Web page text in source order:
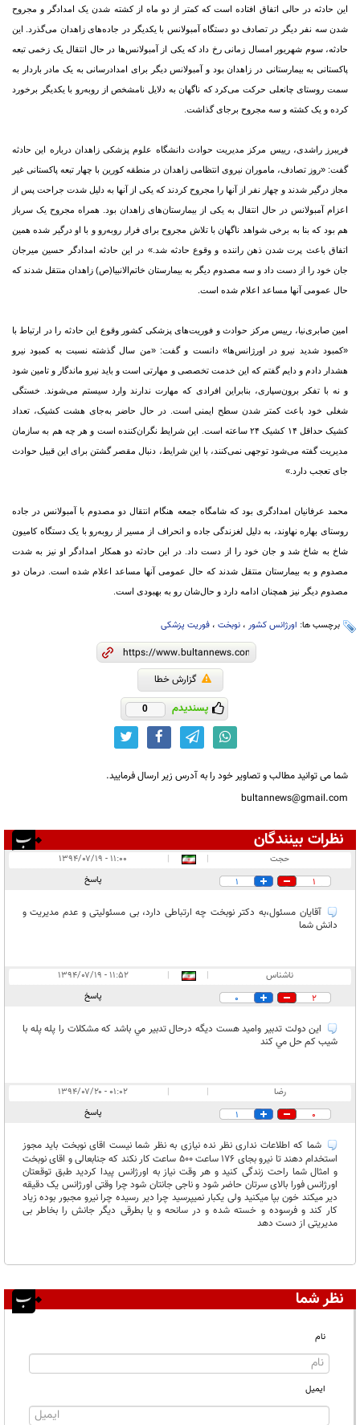
این حادثه در حالی اتفاق افتاده است که کمتر از دو ماه از کشته شدن یک امدادگر و مجروح
شدن سه نفر دیگر در تصادف دو دستگاه آمبولانس با یکدیگر در جاده‌های زاهدان می‌گذرد. این
حادثه، سوم شهریور امسال زمانی رخ داد که یکی از آمبولانس‌ها در حال انتقال یک زخمی تبعه
پاکستانی به بیمارستانی در زاهدان بود و آمبولانس دیگر برای امدادرسانی به یک مادر باردار به
سمت روستای چانعلی حرکت می‌کرد که ناگهان به دلایل نامشخص از روبه‌رو با یکدیگر برخورد
کرده و یک کشته و سه مجروح برجای گذاشت.
فریبرز راشدی، رییس مرکز مدیریت حوادث دانشگاه علوم پزشکی زاهدان درباره این حادثه
گفت: «روز تصادف، ماموران نیروی انتظامی زاهدان در منطقه کورین با چهار تبعه پاکستانی غیر
مجاز درگیر شدند و چهار نفر از آنها را مجروح کردند که یکی از آنها به دلیل شدت جراحت پس از
اعزام آمبولانس در حال انتقال به یکی از بیمارستان‌های زاهدان بود. همراه مجروح یک سرباز
هم بود که بنا به برخی شواهد ناگهان با تلاش مجروح برای فرار روبه‌رو و با او درگیر شده همین
اتفاق باعث پرت شدن ذهن راننده و وقوع حادثه شد.» در این حادثه امدادگر حسین میرجان
جان خود را از دست داد و سه مصدوم دیگر به بیمارستان خاتم‌الانبیا(ص) ‌زاهدان منتقل شدند که
حال عمومی آنها مساعد اعلام شده است.
امین صابری‌نیا، رییس مرکز حوادث و فوریت‌های پزشکی کشور وقوع این حادثه را در ارتباط با
«کمبود شدید نیرو در اورژانس‌ها» دانست و گفت: «من سال گذشته نسبت به کمبود نیرو
هشدار دادم و دایم گفتم که این خدمت تخصصی و مهارتی است و باید نیرو ماندگار و تامین شود
و نه با تفکر برون‌سپاری، بنابراین افرادی که مهارت ندارند وارد سیستم می‌شوند. خستگی
شغلی خود باعث کمتر شدن سطح ایمنی است. در حال حاضر به‌جای هشت کشیک، تعداد
کشیک حداقل ۱۴ کشیک ۲۴ ساعته است. این شرایط نگران‌کننده است و هر چه هم به سازمان
مدیریت گفته می‌شود توجهی نمی‌کنند، با این شرایط، دنبال مقصر گشتن برای این قبیل حوادث
جای تعجب دارد.»
محمد عرفانیان امدادگری بود که شامگاه جمعه هنگام انتقال دو مصدوم با آمبولانس در جاده
روستای بهاره نهاوند، به دلیل لغزندگی جاده و انحراف از مسیر از روبه‌رو با یک دستگاه کامیون
شاخ به شاخ شد و جان خود را از دست داد. در این حادثه دو همکار امدادگر او نیز به شدت
مصدوم و به بیمارستان منتقل شدند که حال عمومی آنها مساعد اعلام شده است. درمان دو
مصدوم دیگر نیز همچنان ادامه دارد و حال‌شان رو به بهبودی است.
برچسب ها: اورژانس کشور ، نوبخت ، فوریت پزشکی
گزارش خطا
پسندیدم 0
شما می توانید مطالب و تصاویر خود را به آدرس زیر ارسال فرمایید.
bultannews@gmail.com
نظرات بینندگان
در انتظار بررسی:
حجت |
|
۱۱:۰۰ - ۱۳۹۴/۰۷/۱۹
1
1 پاسخ
آقایان مسئول،به دکتر نوبخت چه ارتباطی دارد، بی مسئولیتی و عدم مدیریت و
دانش شما
ناشناس |
|
۱۱:۵۲ - ۱۳۹۴/۰۷/۱۹
2
0 پاسخ
اين دولت تدبير واميد هست ديگه درحال تدبير مي باشد كه مشكلات را پله پله با
شيب كم حل مي كند
رضا |
|
۰۱:۰۲ - ۱۳۹۴/۰۷/۲۰
0
1 پاسخ
شما که اطلاعات نداری نظر نده نیازی به نظر شما نیست اقای نوبخت باید مجوز
استخدام دهند تا نیرو بجای 176 ساعت 500 ساعت کار نکند که جنابعالی و اقای نوبخت
و امثال شما راحت زندگی کنید و هر وقت نیاز به اورژانس پیدا کردید طبق توقعتان
اورژانس فورا بالای سرتان حاضر شود و ناجی جانتان شود چرا وقتی اورژانس یک دقیقه
دیر میکند خون بپا میکنید ولی یکبار نمیپرسید چرا دیر رسیده چرا نیرو مجبور بوده زیاد
کار کند و فرسوده و خسته شده و در سانحه و یا بطرقی دیگر جانش را بخاطر بی
مدیریتی از دست دهد
نظر شما
نام
ایمیل